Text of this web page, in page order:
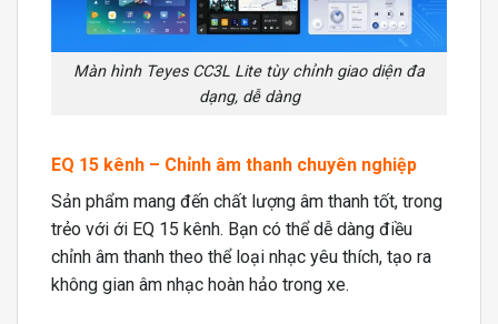
Màn hình Teyes CC3L Lite tùy chỉnh giao diện đa
dạng, dễ dàng
EQ 15 kênh – Chỉnh âm thanh chuyên nghiệp
Sản phẩm mang đến chất lượng âm thanh tốt, trong
trẻo với ới EQ 15 kênh. Bạn có thể dễ dàng điều
chỉnh âm thanh theo thể loại nhạc yêu thích, tạo ra
không gian âm nhạc hoàn hảo trong xe.